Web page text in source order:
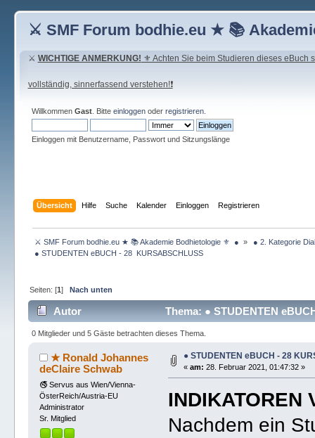
⚔ SMF Forum bodhie.eu ★ 📚
⚔ WICHTIGE ANMERKUNG! ⚜ Achten Sie beim Studieren dieses eBuch
vollständig, sinnerfassend verstehen!❗
Willkommen Gast. Bitte einloggenoder registrieren.
Einloggen mit Benutzername, Passwort und Sitzungslänge
Übersicht Hilfe Suche Kalender Einloggen Registrieren
⚔ SMF Forum bodhie.eu ★ 📚 Akademie Bodhietologie ⚜  ● »
● 2. Kategorie
● STUDENTEN eBUCH - 28  KURSABSCHLUSS
Seiten: [1] Nach unten
Autor Thema: ● STUDENTEN
0 Mitglieder und 5 Gäste betrachten dieses Thema.
★ Ronald Johannes
deClaire Schwab
🚭 Servus aus Wien/Vienna-
ÖsterReich/Austria-EU
Administrator
Sr. Mitglied
● STUDENTEN eBUCH - 28
« am: 28. Februar 2021, 01:47:32 »
INDIKATOREN
Nachdem ein